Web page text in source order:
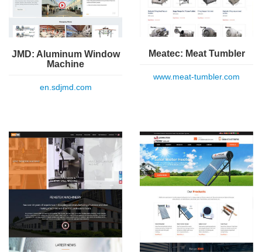
JMD: Aluminum Window
Machine
en.sdjmd.com
Meatec: Meat Tumbler
www.meat-tumbler.com